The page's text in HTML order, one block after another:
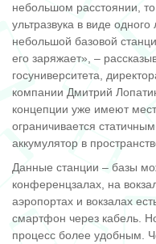
небольшом расстоянии,
ультразвука в виде
небольшой базовой
его заряжает», –
госуниверситета,
компании Дмитрий
концепции уже имеют
ограничивается
аккумулятор в
Данные станции – базы
конференцзалах, на
аэропортах и вокзалах
смартфон через кабель.
процесс более удобным.